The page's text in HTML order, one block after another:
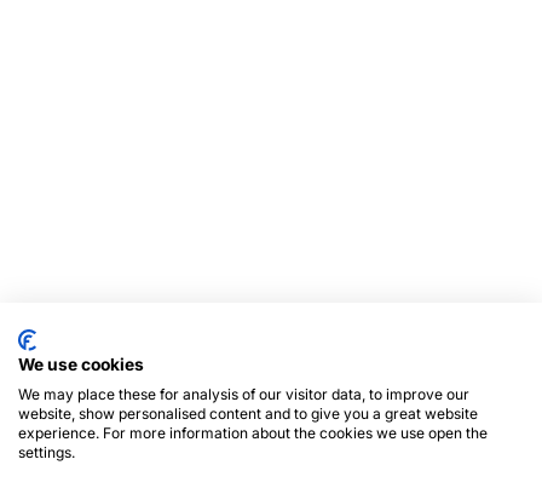
We use cookies
We may place these for analysis of our visitor data, to improve our
website, show personalised content and to give you a great website
experience. For more information about the cookies we use open the
settings.